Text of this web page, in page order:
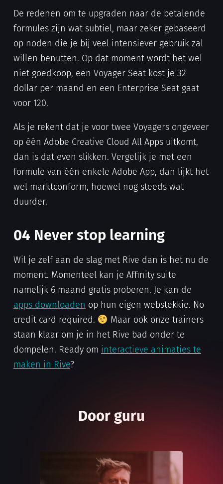
De redenen om te upgraden naar de betalende
formules zijn wat subtiel, maar zeker gebaseerd
op noden die je bij veel intensiever gebruik zal
willen benutten. Op dat moment wordt het wel
niet goedkoop, een Voyager Seat kost je 32
dollar per maand en een Enterprise Seat gaat
voor 120.
Als je rekent dat je voor twee Voyagers ongeveer
op één Adobe Creative Cloud All Apps uitkomt,
dan is dat even slikken. Vergelijk je met een
formule van één enkele Adobe App, dan lijkt het
wel marktconform, hoewel nog steeds wat
duurder.
04 Never stop learning
Wil je zelf aan de slag met Rive dan is het nu de
moment. Momenteel kan je Affinity suite
namelijk 6 maand gratis proberen. Je kan de
apps downloaden op hun eigen webstekkie. No
credit card required.
Maar ook onze trainers
staan klaar om je in het Rive bad onder te
dompelen. Ready om interactieve animaties te
maken in Rive?
Door guru